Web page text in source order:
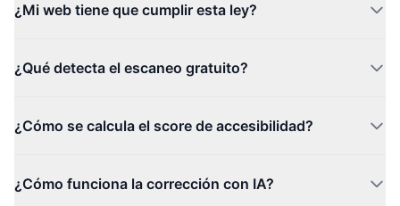
¿Mi web tiene que cumplir esta ley?
¿Qué detecta el escaneo gratuito?
¿Cómo se calcula el score de accesibilidad?
¿Cómo funciona la corrección con IA?